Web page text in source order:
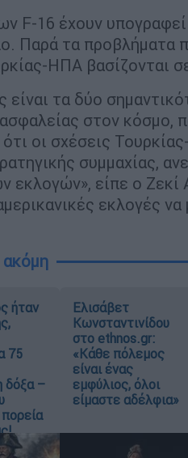
F-16 έχουν υπογραφεί
Παρά τα προβλήματα
ΗΠΑ βασίζονται
είναι τα δύο
στον κόσμο,
οι σχέσεις
συμμαχίας,
εκλογών», είπε ο
εκλογές
ήταν
75
δόξα –
Ελισάβετ
Κωνσταντινίδου
στο ethnos.gr:
«Κάθε πόλεμος
είναι ένας
εμφύλιος, όλοι
είμαστε αδέλφια»